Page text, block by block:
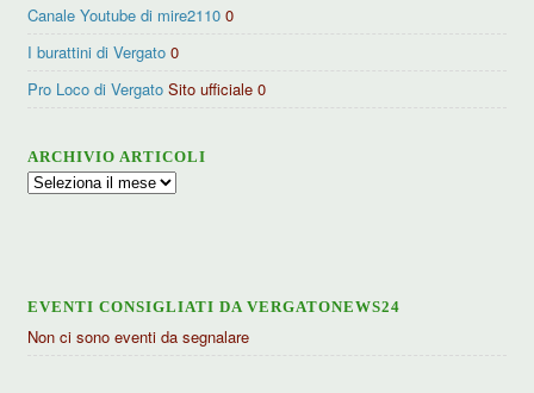
Canale Youtube di mire2110 0
I burattini di Vergato 0
Pro Loco di Vergato Sito ufficiale 0
ARCHIVIO ARTICOLI
Archivio
EVENTI CONSIGLIATI DA VERGATONEWS24
Non ci sono eventi da segnalare